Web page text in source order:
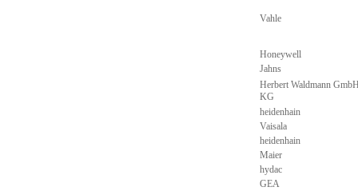
Vahle
Honeywell
Jahns
Herbert Waldmann
KG
heidenhain
Vaisala
heidenhain
Maier
hydac
GEA